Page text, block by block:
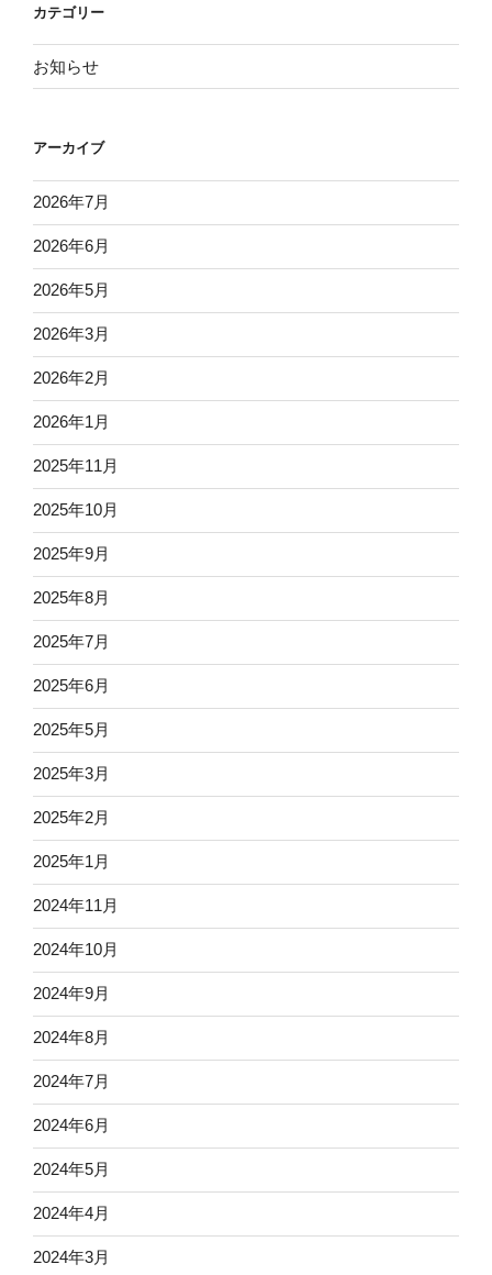
カテゴリー
お知らせ
アーカイブ
2026年7月
2026年6月
2026年5月
2026年3月
2026年2月
2026年1月
2025年11月
2025年10月
2025年9月
2025年8月
2025年7月
2025年6月
2025年5月
2025年3月
2025年2月
2025年1月
2024年11月
2024年10月
2024年9月
2024年8月
2024年7月
2024年6月
2024年5月
2024年4月
2024年3月